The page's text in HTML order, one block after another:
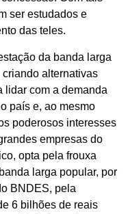
ser estudados e
das teles.
da banda larga
alternativas
lidar com a demanda
país e, ao mesmo
poderosos interesses
empresas do
opta pela frouxa
larga popular, por
BNDES, pela
6 bilhões de reais